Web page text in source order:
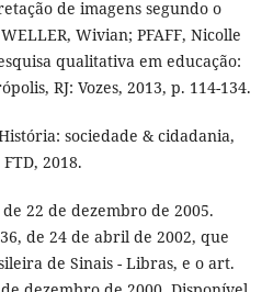
de imagens segundo o
Wivian; PFAFF, Nicolle
qualitativa em educação:
RJ: Vozes, 2013, p. 114-134.
sociedade & cidadania,
2018.
22 de dezembro de 2005.
de 24 de abril de 2002, que
de Sinais - Libras, e o art.